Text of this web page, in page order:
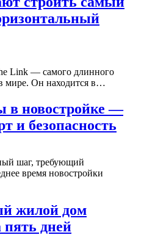
Link — самого длинного
мире. Он находится в…
в новостройке —
и безопасность
шаг, требующий
время новостройки
жилой дом
пять дней